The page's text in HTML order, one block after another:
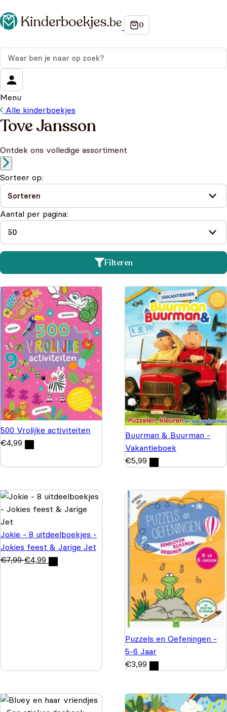
Menu
Alle kinderboekjes
Tove Jansson
Ontdek ons volledige assortiment
Sorteer op:
Aantal per pagina:
Filteren
500 Vrolijke activiteiten
€4,99
Buurman & Buurman -
Vakantieboek
€5,99
Jokie - 8 uitdeelboekjes -
Jokies feest & Jarige Jet
€7,99 €4,99
Puzzels en Oefeningen -
5-6 Jaar
€3,99